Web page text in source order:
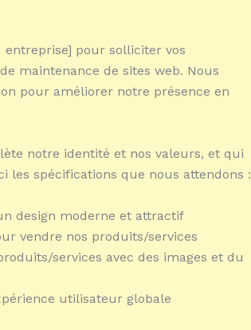
pour solliciter vos
maintenance de sites web. Nous
pour améliorer notre présence en
notre identité et nos valeurs, et qui
les spécifications que nous attendons :
design moderne et attractif
vendre nos produits/services
services avec des images et du
utilisateur globale